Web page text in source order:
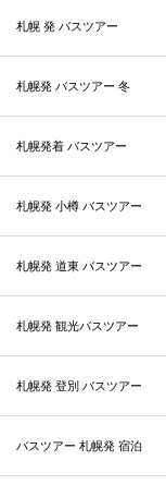
札幌 発 バスツアー
札幌発 バスツアー 冬
札幌発着 バスツアー
札幌発 小樽 バスツアー
札幌発 道東 バスツアー
札幌発 観光バスツアー
札幌発 登別 バスツアー
バスツアー 札幌発 宿泊